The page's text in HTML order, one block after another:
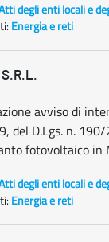
degli enti locali e
Energia e reti
S.R.L.
avviso di
del D.Lgs. n.
fotovoltaico in
degli enti locali e
Energia e reti